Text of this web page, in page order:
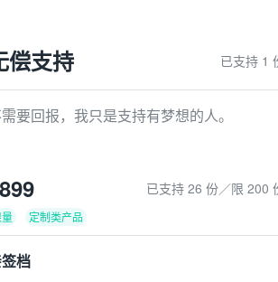
偿支持 已支持 1
要回报，我只是支持有梦想的人。
已支持 26 份／限 200
定制类产品
档